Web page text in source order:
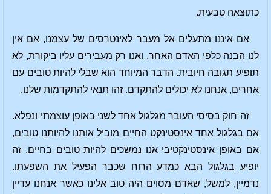
כתוצאה טבעית.
אם איננו מתעלים אל מעבר לאינטרסים של עצמנו, אם אין
לנו הבנה כלפי האדם האחר, ואנו רק מעבירים עליו ביקורת, לא
תופיע תגובה חיובית. הדבר המיוחד הוא שבלי להיות טובים עם
אחרים, אנחנו לא יכולים להתקדם. זהו תנאי להתקדמות שלנו.
זה חוק בסיסי העובר מגלגול אחד לשני באופן עוצמתי ונפלא.
אם בגלגול אחד אינסטינקט החיים מוביל אותנו להיותנו טובים,
אם באופן אינסטינקטיבי אנו נמשכים להיות טובים בחיים, זה
יופיע בגלגול הבא כמדע הרוח שכבר הפעיל את השפעתו.
נדמיין, למשל, שאדם מסוים היה טוב אלינו כאשר אנחנו עדיין